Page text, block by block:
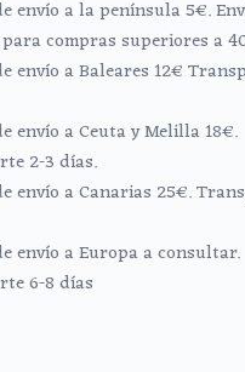
envío a la península 5€.
compras superiores a
envío a Baleares 12€
envío a Ceuta y Melilla 18€.
2-3 días.
envío a Canarias 25€.
envío a Europa a consultar.
6-8 días